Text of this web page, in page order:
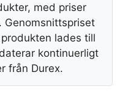
med priser
Genomsnittspriset
lades till
kontinuerligt
från Durex.